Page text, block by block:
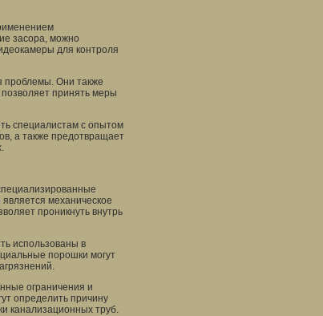
засора, можно
для контроля
проблемы. Они также
принять меры
специалистам с опытом
а также предотвращает
механическое
проникнуть внутрь
использованы в
порошки могут
ограничения и
определить причину
канализационных труб.